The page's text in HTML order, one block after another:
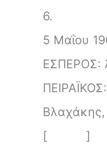
6.
5 Μαΐου
ΕΣΠΕΡΟΣ:
[ ]